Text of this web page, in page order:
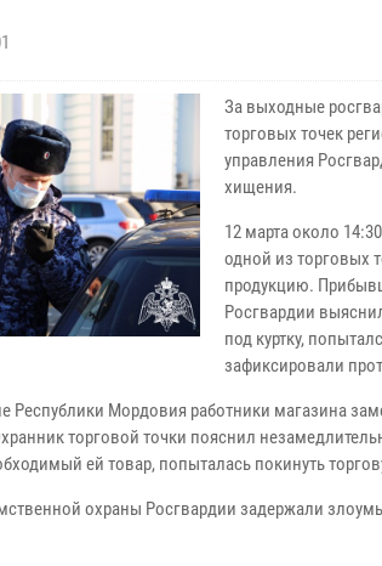
За выходные
торговых точек
управления
хищения.
12 марта около
одной из торговых
продукцию.
Росгвардии
под куртку,
зафиксировали
Республики Мордовия работники магазина
торговой точки пояснил
ей товар, попыталась покинуть
охраны Росгвардии задержали